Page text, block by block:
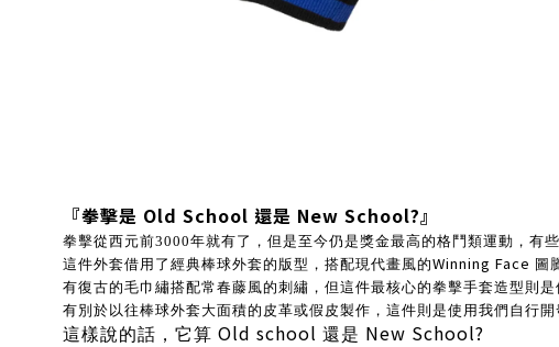
『拳擊是 Old School 還是 New School?』
拳擊從西元前3000年就有了，但是至今仍是獎金最高的格鬥類運動，有
這件外套借用了經典棒球外套的版型，搭配現代畫風的Winning Face 圖
有復古的毛巾繡搭配常春藤風的刺繡，但這件最核心的拳擊手套造型則
有別於以往棒球外套大面積的皮革或假皮製作，這件則是使用我們自行
這樣說的話，它算 Old school 還是 New School?